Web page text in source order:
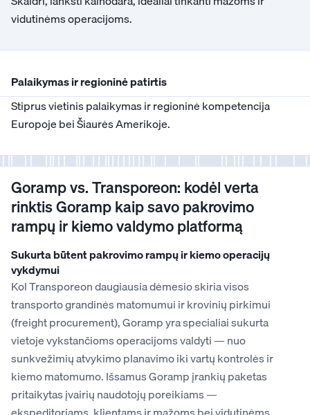
vidutinėms operacijoms.
Palaikymas ir regioninė patirtis
Stiprus vietinis palaikymas ir regioninė kompetencija
Europoje bei Šiaurės Amerikoje.
Goramp vs. Transporeon: kodėl verta
rinktis Goramp kaip savo pakrovimo
rampų ir kiemo valdymo platformą
Sukurta būtent pakrovimo rampų ir kiemo operacijų
vykdymui
Kol Transporeon daugiausia dėmesio skiria visos
transporto grandinės matomumui ir krovinių pirkimui
(freight procurement), Goramp yra specialiai sukurta
vietoje vykstančioms operacijoms valdyti — nuo
sunkvežimių atvykimo planavimo iki vartų kontrolės ir
kiemo matomumo. Išsamus Goramp įrankių paketas
pritaikytas įvairių naudotojų poreikiams —